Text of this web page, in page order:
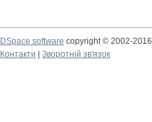
DSpace software copyright © 2002-2016
Контакти
Зворотній зв'язок